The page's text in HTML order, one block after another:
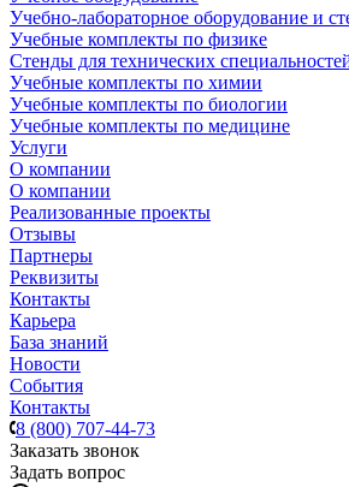
Учебно-лабораторное оборудование и
Учебные комплекты по физике
Стенды для технических
Учебные комплекты по химии
Учебные комплекты по биологии
Учебные комплекты по медицине
Услуги
О компании
О компании
Реализованные проекты
Отзывы
Партнеры
Реквизиты
Контакты
Карьера
База знаний
Новости
События
Контакты
8 (800) 707-44-73
Заказать звонок
Задать вопрос